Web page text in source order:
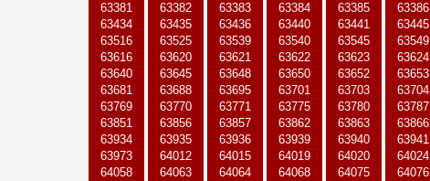
63381
63382 63383 63384 63385 63386
63434
63435 63436 63440 63441 63445
63516
63525 63539 63540 63545 63549
63616
63620 63621 63622 63623 63624
63640
63645 63648 63650 63652 63653
63681
63688 63695 63701 63703 63704
63769
63770 63771 63775 63780 63787
63851
63856 63857 63862 63863 63866
63934
63935 63936 63939 63940 63941
63973
64012 64015 64019 64020 64024
64058
64063 64064 64068 64075 64076